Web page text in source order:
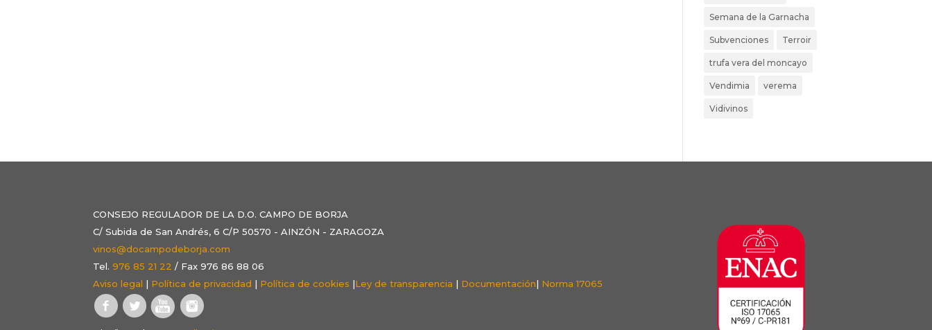
Semana de la Garnacha
Subvenciones Terroir
trufa vera del moncayo
Vendimia verema
Vidivinos
CONSEJO REGULADOR DE LA D.O. CAMPO DE BORJA
C/ Subida de San Andrés, 6 C/P 50570 - AINZÓN - ZARAGOZA
vinos@docampodeborja.com
Tel.976 85 21 22 / Fax 976 86 88 06
Aviso legal | Política de privacidad | Política de cookies |Ley de transparencia | Documentación| Norma 17065